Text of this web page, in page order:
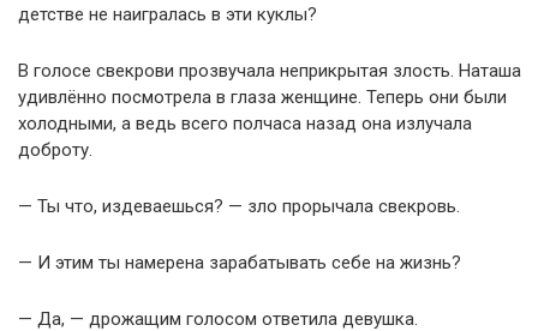
детстве не наигралась в эти куклы?
В голосе свекрови прозвучала неприкрытая злость. Наташа
удивлённо посмотрела в глаза женщине. Теперь они были
холодными, а ведь всего полчаса назад она излучала
доброту.
— Ты что, издеваешься? — зло прорычала свекровь.
— И этим ты намерена зарабатывать себе на жизнь?
— Да, — дрожащим голосом ответила девушка.